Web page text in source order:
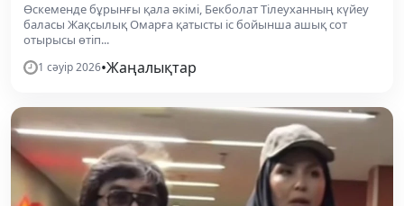
Өскеменде бұрынғы қала әкімі, Бекболат Тілеуханның күйеу
баласы Жақсылық Омарға қатысты іс бойынша ашық сот
отырысы өтіп...
1 сәуір 2026•Жаңалықтар